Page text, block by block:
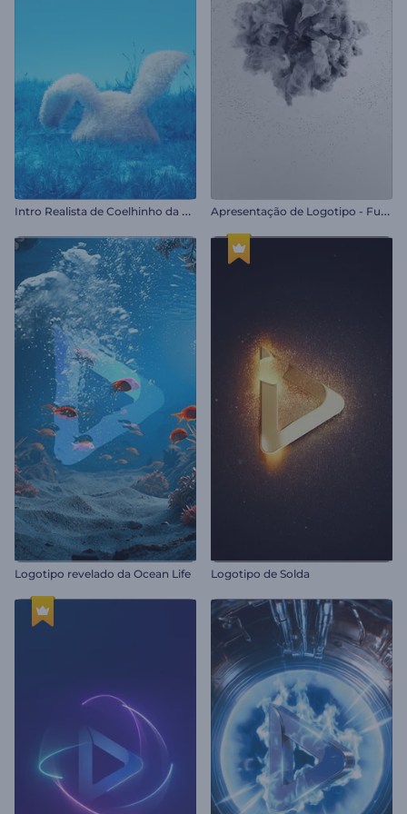
I
ntro Realista de Coelhinho da Páscoa A
presentação de Logotipo - Fumaça Giratória
Logotipo revelado da Ocean Life Logotipo de Solda